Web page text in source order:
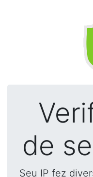
de
Seu IP fez